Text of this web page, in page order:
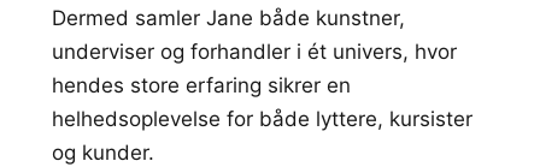
Dermed samler Jane både kunstner,
underviser og forhandler i ét univers, hvor
hendes store erfaring sikrer en
helhedsoplevelse for både lyttere, kursister
og kunder.